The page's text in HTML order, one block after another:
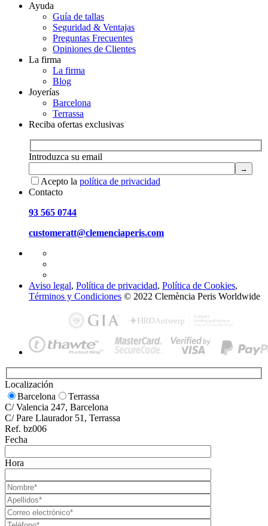
Ayuda
Guía de tallas
Seguridad & Ventajas
Preguntas Frecuentes
Opiniones de Clientes
La firma
La firma
Blog
Joyerías
Barcelona
Terrassa
Reciba ofertas exclusivas
Introduzca su email
Acepto la política de privacidad
Contacto
93 565 0744
customeratt@clemenciaperis.com
Aviso legal, Política de privacidad, Política de Cookies,
Términos y Condiciones © 2022 Clemència Peris Worldwide
Localización
Barcelona
Terrassa
C/ Valencia 247, Barcelona
C/ Pare Llaurador 51, Terrassa
Ref. bz006
Fecha
Hora